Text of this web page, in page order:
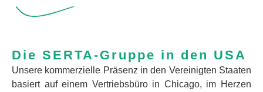
Die SERTA-Gruppe in den USA
Unsere kommerzielle Präsenz in den Vereinigten Staaten
basiert auf einem Vertriebsbüro in Chicago, im Herzen